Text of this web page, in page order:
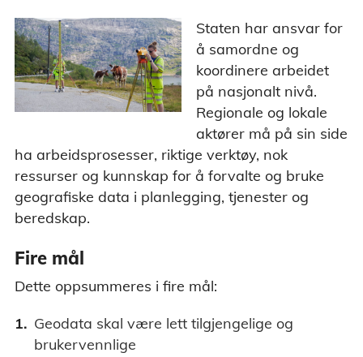
Staten har ansvar for
å samordne og
koordinere arbeidet
på nasjonalt nivå.
Regionale og lokale
aktører må på sin side
ha arbeidsprosesser, riktige verktøy, nok
ressurser og kunnskap for å forvalte og bruke
geografiske data i planlegging, tjenester og
beredskap.
Fire mål
Dette oppsummeres i fire mål:
Geodata skal være lett tilgjengelige og
brukervennlige